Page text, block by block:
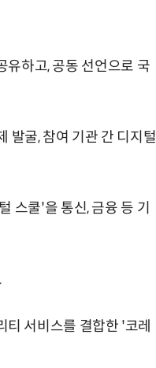
유하고, 공동 선언으로 국
발굴, 참여 기관 간 디지털
스쿨'을 통신, 금융 등 기
서비스를 결합한 '코레